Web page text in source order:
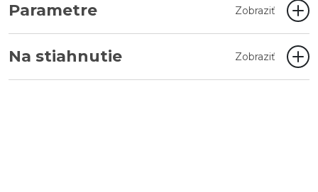
Parametre Zobraziť
Na stiahnutie Zobraziť